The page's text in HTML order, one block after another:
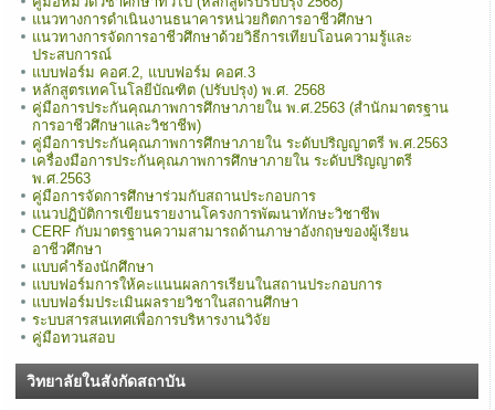
แนวทางการดำเนินงานธนาคารหน่วยกิตการอาชีวศึกษา
แนวทางการจัดการอาชีวศึกษาด้วยวิธีการเทียบโอนความรู้และ
ประสบการณ์
แบบฟอร์ม คอศ.2, แบบฟอร์ม คอศ.3
หลักสูตรเทคโนโลยีบัณฑิต (ปรับปรุง) พ.ศ. 2568
คู่มือการประกันคุณภาพการศึกษาภายใน พ.ศ.2563 (สำนักมาตรฐาน
การอาชีวศึกษาและวิชาชีพ)
คู่มือการประกันคุณภาพการศึกษาภายใน ระดับปริญญาตรี พ.ศ.2563
เครื่องมือการประกันคุณภาพการศึกษาภายใน ระดับปริญญาตรี
พ.ศ.2563
คู่มือการจัดการศึกษาร่วมกับสถานประกอบการ
แนวปฏิบัติการเขียนรายงานโครงการพัฒนาทักษะวิชาชีพ
CERF กับมาตรฐานความสามารถด้านภาษาอังกฤษของผู้เรียน
อาชีวศึกษา
แบบคำร้องนักศึกษา
แบบฟอร์มการให้คะแนนผลการเรียนในสถานประกอบการ
แบบฟอร์มประเมินผลรายวิชาในสถานศึกษา
ระบบสารสนเทศเพื่อการบริหารงานวิจัย
คู่มือทวนสอบ
วิทยาลัยในสังกัดสถาบัน